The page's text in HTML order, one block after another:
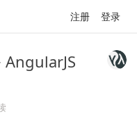
注册 登录